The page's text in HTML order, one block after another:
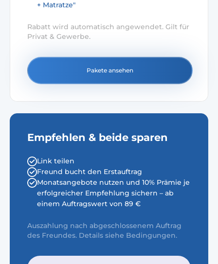
+ Matratze"
Rabatt wird automatisch angewendet. Gilt für
Privat & Gewerbe.
Pakete ansehen
Empfehlen & beide sparen
Link teilen
Freund bucht den Erstauftrag
Monatsangebote nutzen und 10% Prämie je
erfolgreicher Empfehlung sichern – ab
einem Auftragswert von 89 €
Auszahlung nach abgeschlossenem Auftrag
des Freundes. Details siehe Bedingungen.